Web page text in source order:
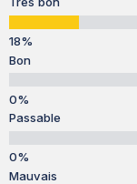
Bon
Passable
Mauvais